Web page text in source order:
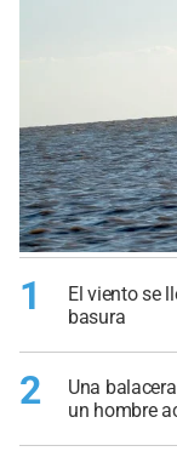
1
El viento se
basura
2
Una
un hombre